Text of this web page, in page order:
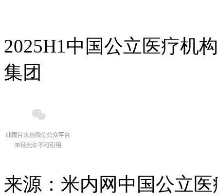
2025H1中国公立医疗机
集团
来源：米内网中国公立